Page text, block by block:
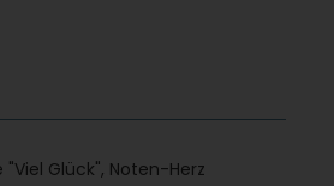
Glück", Noten-Herz